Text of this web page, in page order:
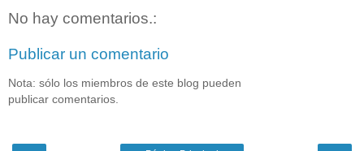
No hay comentarios.:
Publicar un comentario
Nota: sólo los miembros de este blog pueden
publicar comentarios.